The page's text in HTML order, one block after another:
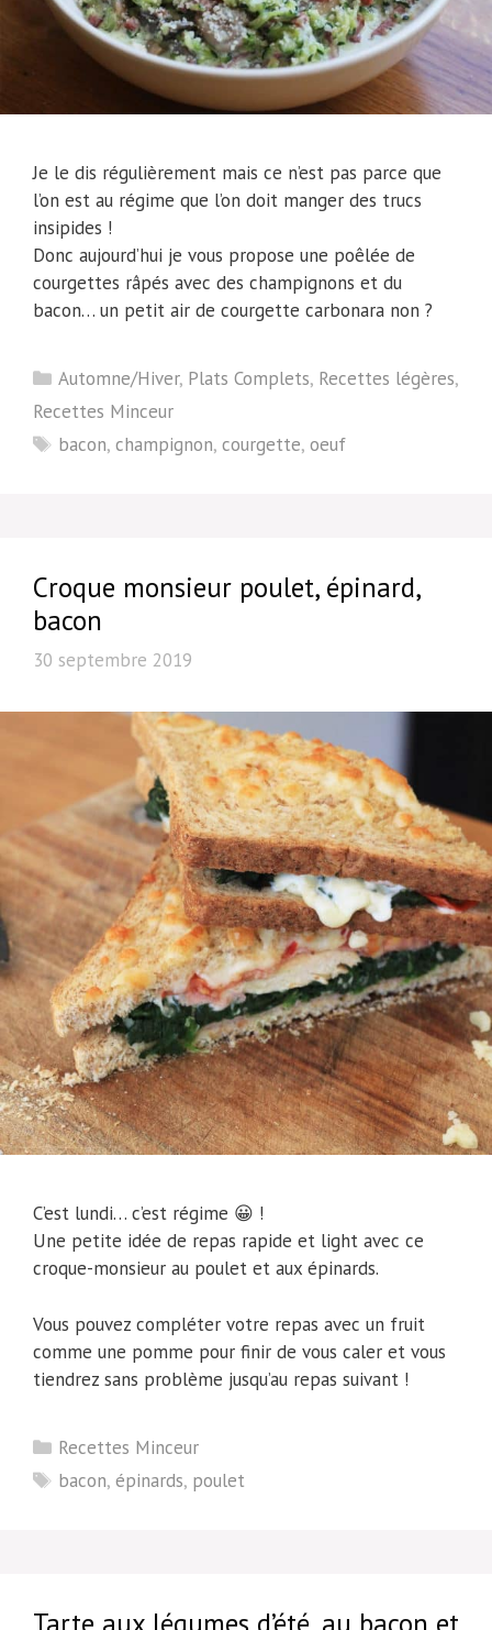
Je le dis régulièrement mais ce n’est pas parce que
l’on est au régime que l’on doit manger des trucs
insipides !
Donc aujourd’hui je vous propose une poêlée de
courgettes râpés avec des champignons et du
bacon… un petit air de courgette carbonara non ?
Catégories
Automne/Hiver, Plats Complets, Recettes légères,
Recettes Minceur
Étiquettes
bacon,champignon,courgette,oeuf
Croque monsieur poulet, épinard,
bacon
30 septembre 2019
C’est lundi… c’est régime 😀 !
Une petite idée de repas rapide et light avec ce
croque-monsieur au poulet et aux épinards.
Vous pouvez compléter votre repas avec un fruit
comme une pomme pour finir de vous caler et vous
tiendrez sans problème jusqu’au repas suivant !
Catégories
Recettes Minceur
Étiquettes
bacon,épinards, poulet
Tarte aux légumes d’été, au bacon et